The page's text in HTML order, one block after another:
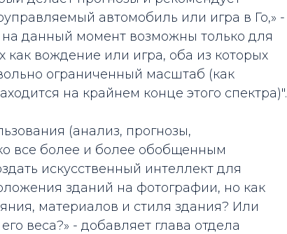
автомобиль или игра в Го,» -
данный момент возможны только для
как вождение или игра, оба из которых
ограниченный масштаб (как
на крайнем конце этого спектра)".
(анализ, прогнозы,
все более и более обобщенным
искусственный интеллект для
зданий на фотографии, но как
материалов и стиля здания? Или
веса?» - добавляет глава отдела